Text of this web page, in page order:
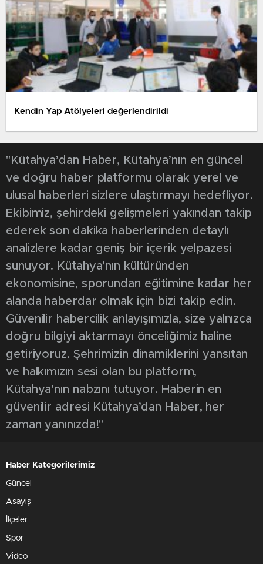
Kendin Yap Atölyeleri değerlendirildi
"Kütahya’dan Haber, Kütahya’nın en güncel
ve doğru haber platformu olarak yerel ve
ulusal haberleri sizlere ulaştırmayı hedefliyor.
Ekibimiz, şehirdeki gelişmeleri yakından takip
ederek son dakika haberlerinden detaylı
analizlere kadar geniş bir içerik yelpazesi
sunuyor. Kütahya’nın kültüründen
ekonomisine, sporundan eğitimine kadar her
alanda haberdar olmak için bizi takip edin.
Güvenilir habercilik anlayışımızla, size yalnızca
doğru bilgiyi aktarmayı önceliğimiz haline
getiriyoruz. Şehrimizin dinamiklerini yansıtan
ve halkımızın sesi olan bu platform,
Kütahya’nın nabzını tutuyor. Haberin en
güvenilir adresi Kütahya’dan Haber, her
zaman yanınızda!"
Haber Kategorilerimiz
Güncel
Asayiş
İlçeler
Spor
Video